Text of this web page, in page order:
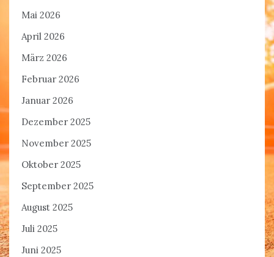
Mai 2026
April 2026
März 2026
Februar 2026
Januar 2026
Dezember 2025
November 2025
Oktober 2025
September 2025
August 2025
Juli 2025
Juni 2025